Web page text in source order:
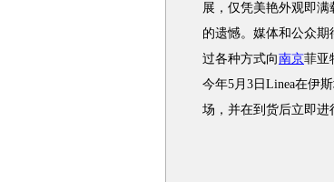
展，仅凭美艳外观即
的遗憾。媒体和公众
过各种方式向南京菲亚
今年5月3日Linea在伊
场，并在到货后立即进